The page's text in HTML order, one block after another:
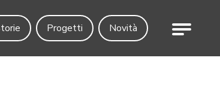
Progetti Novità Menu